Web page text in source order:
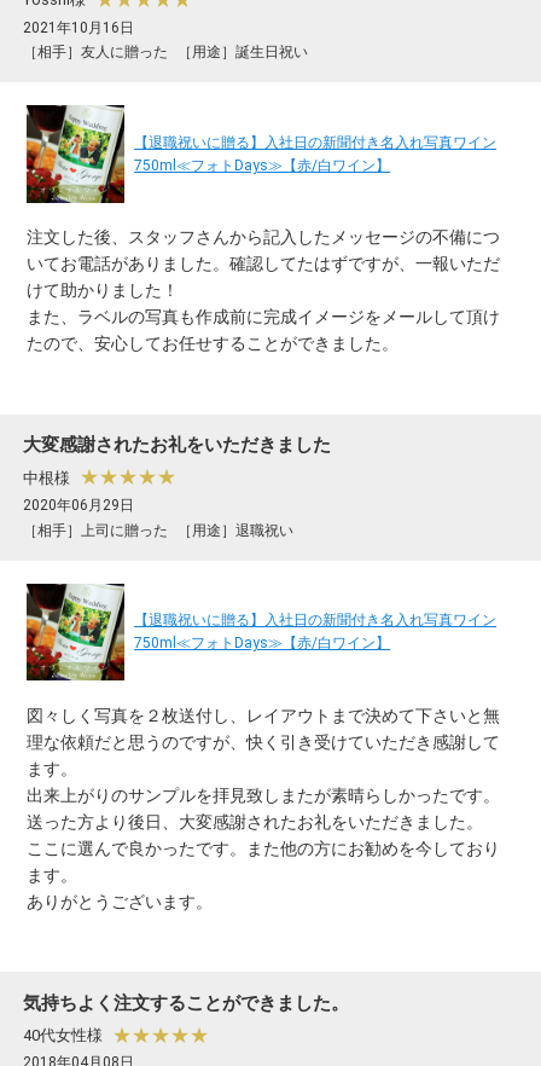
2021年10月16日
［相手］友人に贈った
［用途］誕生日祝い
【退職祝いに贈る】入社日の新聞付き名入れ写真ワイン
750ml≪フォトDays≫【赤/白ワイン】
注文した後、スタッフさんから記入したメッセージの不備につ
いてお電話がありました。確認してたはずですが、一報いただ
けて助かりました！
また、ラベルの写真も作成前に完成イメージをメールして頂け
たので、安心してお任せすることができました。
大変感謝されたお礼をいただきました
中根様 ★★★★★
2020年06月29日
［相手］上司に贈った
［用途］退職祝い
【退職祝いに贈る】入社日の新聞付き名入れ写真ワイン
750ml≪フォトDays≫【赤/白ワイン】
図々しく写真を２枚送付し、レイアウトまで決めて下さいと無
理な依頼だと思うのですが、快く引き受けていただき感謝して
ます。
出来上がりのサンプルを拝見致しまたが素晴らしかったです。
送った方より後日、大変感謝されたお礼をいただきました。
ここに選んで良かったです。また他の方にお勧めを今しており
ます。
ありがとうございます。
気持ちよく注文することができました。
40代女性様 ★★★★★